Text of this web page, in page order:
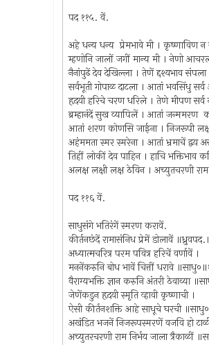
पद ११५. वें.
अहे धन्य धन्य प्रेमभावे मी । कृष्णाविण न
म्हणोनि जालों जगीं मान्य मी । नेणो
नैनांपुढें देव देखिल्ला । तेणें द्दश्यभाव संपला
सर्वभूती गोपाळ दाटला । आतां भवसिंधु
हृदयी हरिचे चरण धरिले । तेणे मीपण सर्व
ब्रम्हानंदें सुख व्यापिलें । आतां जन्ममरण
आतां शरण कोणसि जाईना । निजरूपी लक्ष
अहंममता स्मर स्मरेना । आतां भ्रमाचें द्वय
तिहीं लोकीं देव पाहिन । हाचि भक्तिभाव
अलक्ष लक्षी लक्ष ठेविन । अच्युतचरणी
पद ११६ वें.
साधुसंगे भतिरंगें स्मरण करावें.
कीर्तनछंदें रामासंनिध प्रेमें डोलावें
अध्यात्मचरित्र परम पवित्र हरिचें वर्णावें ।
मननेंकरुनि बोध भावें चित्तीं धरावे
वैराग्यभक्ति ज्ञान करुनि अंतरी ठेवाव्या
जेणेंकडुन हृदयी स्मृति व्हावी कृष्णाची ।
ऐसी कीर्तनशक्ति आहे साधूचे घरची
अखंडित भजनें निजरूपस्मरणें वजवि हो
अच्युतरचरणी राम निर्भय जाला त्रैकाळीं